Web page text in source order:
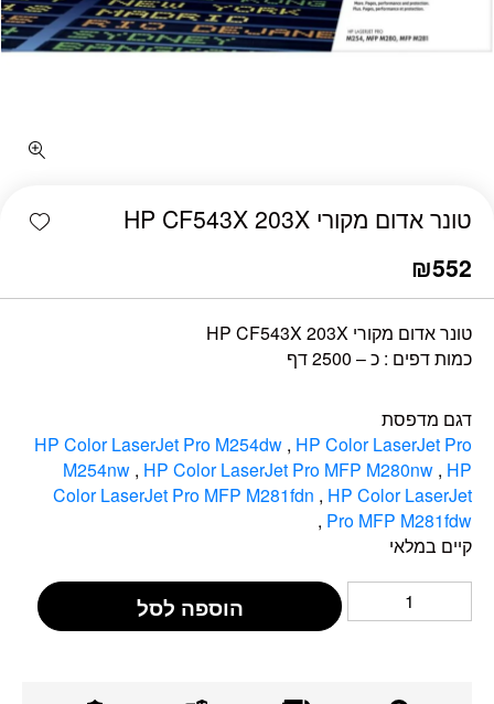
טונר אדום מקורי HP CF543X 203X
₪552
טונר אדום מקורי HP CF543X 203X
כמות דפים : כ – 2500 דף
דגם מדפסת
HP Color LaserJet Pro M254dw , HP Color LaserJet Pro
M254nw , HP Color LaserJet Pro MFP M280nw , HP
Color LaserJet Pro MFP M281fdn , HP Color LaserJet
Pro MFP M281fdw
,
קיים במלאי
הוספה לסל